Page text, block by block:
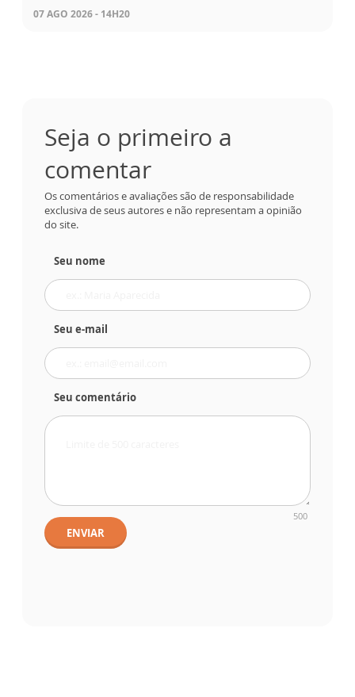
07 AGO 2026 - 14H20
Seja o primeiro a
comentar
Os comentários e avaliações são de responsabilidade
exclusiva de seus autores e não representam a opinião
do site.
Seu nome
Seu e-mail
Seu comentário
500
ENVIAR